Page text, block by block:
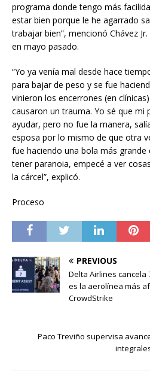
programa donde tengo más
estar bien porque le he agarrado
trabajar bien”, mencionó Chávez
en mayo pasado.
“Yo ya venía mal desde hace
para bajar de peso y se fue
vinieron los encerrones (en
causaron un trauma. Yo sé que mi
ayudar, pero no fue la manera,
esposa por lo mismo de que otra
fue haciendo una bola más
tener paranoia, empecé a ver
la cárcel”, explicó.
Proceso
PREVIOUS
Delta Airlines cancela
es la aerolínea más
CrowdStrike
Paco Treviño supervisa